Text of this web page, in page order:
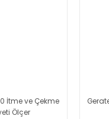
İtme ve Çekme
Ölçer